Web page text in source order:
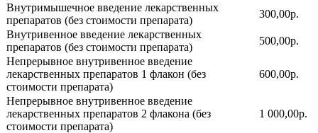
Внутримышечное введение лекарственных
препаратов (без стоимости препарата)
300,00р.
Внутривенное введение лекарственных
препаратов (без стоимости препарата)
500,00р.
Непрерывное внутривенное введение
лекарственных препаратов 1 флакон (без
стоимости препарата)
600,00р.
Непрерывное внутривенное введение
лекарственных препаратов 2 флакона (без
стоимости препарата)
1 000,00р.